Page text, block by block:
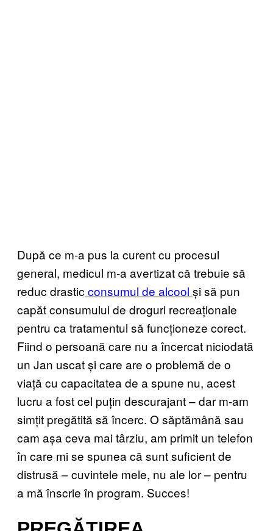
După ce m-a pus la curent cu procesul
general, medicul m-a avertizat că trebuie să
reduc drastic consumul de alcool și să pun
capăt consumului de droguri recreaționale
pentru ca tratamentul să funcționeze corect.
Fiind o persoană care nu a încercat niciodată
un Jan uscat și care are o problemă de o
viață cu capacitatea de a spune nu, acest
lucru a fost cel puțin descurajant – dar m-am
simțit pregătită să încerc. O săptămână sau
cam așa ceva mai târziu, am primit un telefon
în care mi se spunea că sunt suficient de
distrusă – cuvintele mele, nu ale lor – pentru
a mă înscrie în program. Succes!